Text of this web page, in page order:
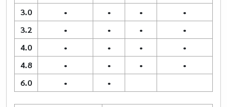
3.0
• • •
•
3.2
• • •
•
4.0
• • •
•
4.8
• • •
•
6.0
• •